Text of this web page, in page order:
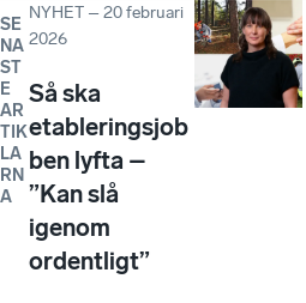
SE
NA
ST
E
AR
TIK
LA
RN
A
NYHET –20 februari
2026
Så ska
etableringsjob
ben lyfta –
”Kan slå
igenom
ordentligt”